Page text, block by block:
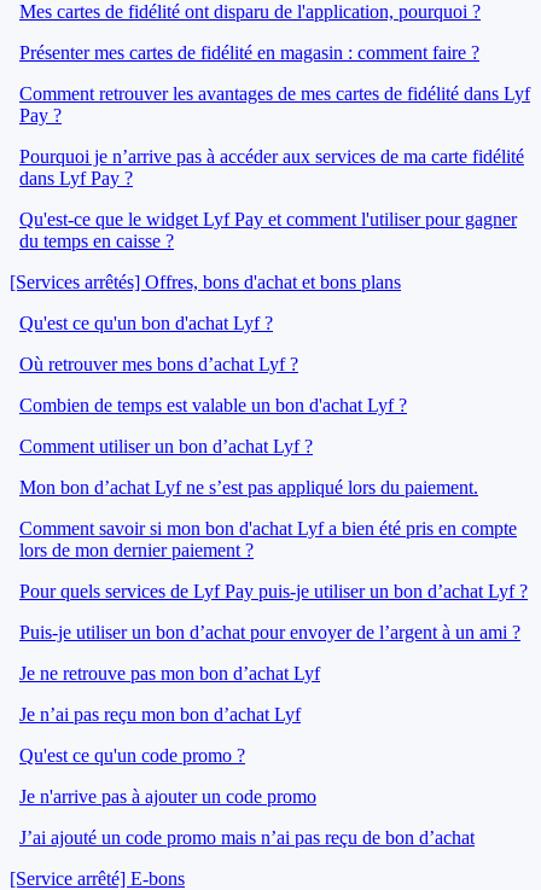
Mes cartes de fidélité ont disparu de l'application, pourquoi ?
Présenter mes cartes de fidélité en magasin : comment faire ?
Comment retrouver les avantages de mes cartes de fidélité dans Lyf
Pay ?
Pourquoi je n’arrive pas à accéder aux services de ma carte fidélité
dans Lyf Pay ?
Qu'est-ce que le widget Lyf Pay et comment l'utiliser pour gagner
du temps en caisse ?
[Services arrêtés] Offres, bons d'achat et bons plans
Qu'est ce qu'un bon d'achat Lyf ?
Où retrouver mes bons d’achat Lyf ?
Combien de temps est valable un bon d'achat Lyf ?
Comment utiliser un bon d’achat Lyf ?
Mon bon d’achat Lyf ne s’est pas appliqué lors du paiement.
Comment savoir si mon bon d'achat Lyf a bien été pris en compte
lors de mon dernier paiement ?
Pour quels services de Lyf Pay puis-je utiliser un bon d’achat Lyf ?
Puis-je utiliser un bon d’achat pour envoyer de l’argent à un ami ?
Je ne retrouve pas mon bon d’achat Lyf
Je n’ai pas reçu mon bon d’achat Lyf
Qu'est ce qu'un code promo ?
Je n'arrive pas à ajouter un code promo
J’ai ajouté un code promo mais n’ai pas reçu de bon d’achat
[Service arrêté] E-bons